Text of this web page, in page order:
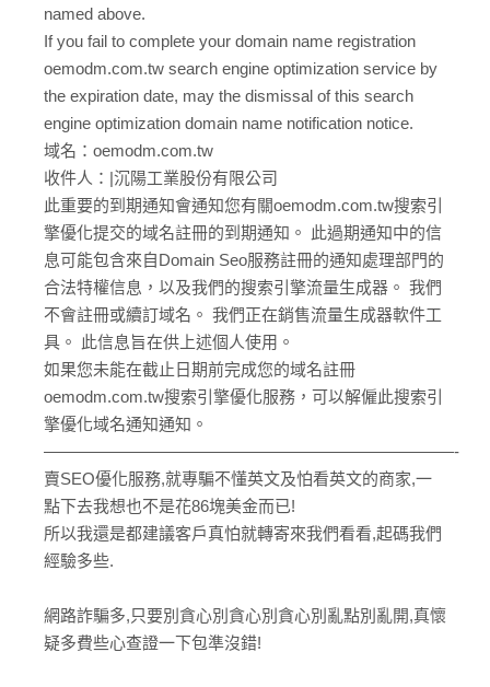
named above.
If you fail to complete your domain name registration
oemodm.com.tw search engine optimization service by
the expiration date, may the dismissal of this search
engine optimization domain name notification notice.
域名：oemodm.com.tw
收件人：|沉陽工業股份有限公司
此重要的到期通知會通知您有關oemodm.com.tw搜索引
擎優化提交的域名註冊的到期通知。 此過期通知中的信
息可能包含來自Domain Seo服務註冊的通知處理部門的
合法特權信息，以及我們的搜索引擎流量生成器。 我們
不會註冊或續訂域名。 我們正在銷售流量生成器軟件工
具。 此信息旨在供上述個人使用。
如果您未能在截止日期前完成您的域名註冊
oemodm.com.tw搜索引擎優化服務，可以解僱此搜索引
擎優化域名通知通知。
—————————————————————————-
賣SEO優化服務,就專騙不懂英文及怕看英文的商家,一
點下去我想也不是花86塊美金而已!
所以我還是都建議客戶真怕就轉寄來我們看看,起碼我們
經驗多些.
網路詐騙多,只要別貪心別貪心別貪心別亂點別亂開,真懷
疑多費些心查證一下包準沒錯!